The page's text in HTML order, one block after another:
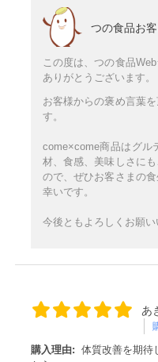
つの食品お
この度は、つの食品
ありがとうございます。
お客様からの褒め言葉
す。
come×come商品はグル
材、食感、美味しさに
ので、ぜひお客さまの
幸いです。
今後ともよろしくお願い
あ
購入理由: 体質改善を期待